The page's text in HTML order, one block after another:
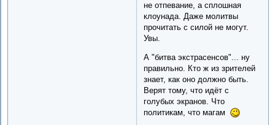
не отпевание, а сплошная
клоунада. Даже молитвы
прочитать с силой не могут.
Увы.
А "битва экстрасенсов"... ну
правильно. Кто ж из зрителей
знает, как оно должно быть.
Верят тому, что идёт с
голубых экранов. Что
политикам, что магам